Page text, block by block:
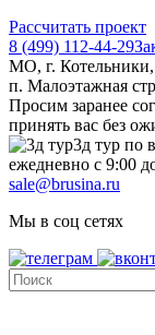
Рассчитать проект
8 (499) 112-44-29
МО, г.
п. Малоэтажная
Просим заранее
принять вас без
3д тур по
ежедневно с 9:00
sale@brusina.ru
Мы в соц сетях